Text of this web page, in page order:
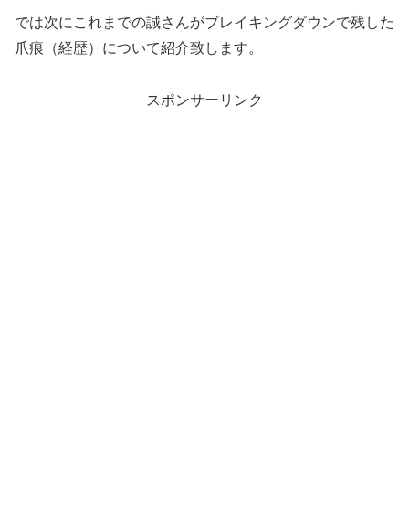
では次にこれまでの誠さんがブレイキングダウンで残した
爪痕（経歴）について紹介致します。
スポンサーリンク